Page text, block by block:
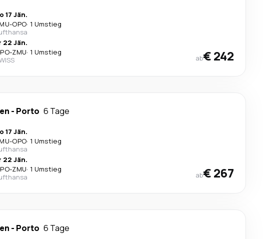
17 Jän.
-OPO· 1 Umstieg
22 Jän.
-ZMU· 1 Umstieg
ab€ 242
- Porto 6 Tage
17 Jän.
-OPO· 1 Umstieg
22 Jän.
-ZMU· 1 Umstieg
ab€ 267
- Porto 6 Tage